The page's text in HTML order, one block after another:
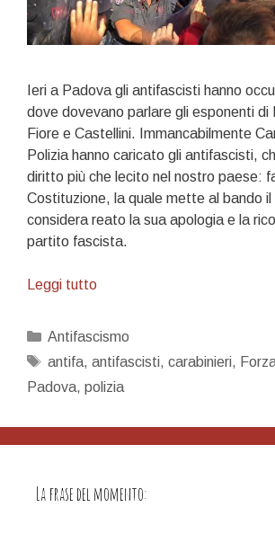
Ieri a Padova gli antifascisti hanno
dove dovevano parlare gli esponenti di
Fiore e Castellini. Immancabilmente
Polizia hanno caricato gli antifascisti,
diritto più che lecito nel nostro paese:
Costituzione, la quale mette al bando
considera reato la sua apologia e la
partito fascista.
Leggi tuttoCome
il
“vostro”
Categorie
Antifascismo
Tag
antifa, antifascisti, carabinieri,
Padova, polizia
La frase del momento: